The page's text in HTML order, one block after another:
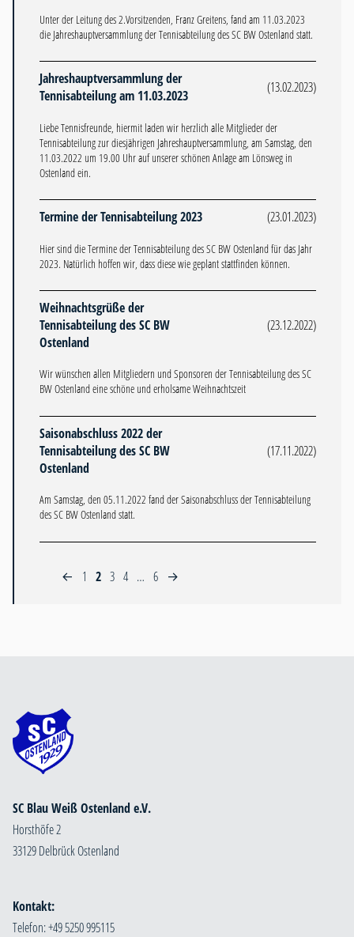
Unter der Leitung des 2.Vorsitzenden, Franz Greitens, fand am 11.03.2023
die Jahreshauptversammlung der Tennisabteilung des SC BW Ostenland statt.
Jahreshauptversammlung der
Tennisabteilung am 11.03.2023
(13.02.2023)
Liebe Tennisfreunde, hiermit laden wir herzlich alle Mitglieder der
Tennisabteilung zur diesjährigen Jahreshauptversammlung, am Samstag, den
11.03.2022 um 19.00 Uhr auf unserer schönen Anlage am Lönsweg in
Ostenland ein.
Termine der Tennisabteilung 2023 (23.01.2023)
Hier sind die Termine der Tennisabteilung des SC BW Ostenland für das Jahr
2023. Natürlich hoffen wir, dass diese wie geplant stattfinden können.
Weihnachtsgrüße der
Tennisabteilung des SC BW
Ostenland
(23.12.2022)
Wir wünschen allen Mitgliedern und Sponsoren der Tennisabteilung des SC
BW Ostenland eine schöne und erholsame Weihnachtszeit
Saisonabschluss 2022 der
Tennisabteilung des SC BW
Ostenland
(17.11.2022)
Am Samstag, den 05.11.2022 fand der Saisonabschluss der Tennisabteilung
des SC BW Ostenland statt.
← 1 2 3 4 … 6 →
SC Blau Weiß Ostenland e.V.
Horsthöfe 2
33129 Delbrück Ostenland
Kontakt:
Telefon: +49 5250 995115